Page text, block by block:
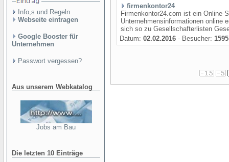
Info,s und Regeln
Webseite eintragen
Google Booster für
Unternehmen
Passwort vergessen?
Aus unserem Webkatalog
Jobs am Bau
Die letzten 10 Einträge
firmenkontor24
Firmenkontor24.com ist ein Online
Unternehmensinformationen online
sich so zu Gesellschafterlisten
Datum: 02.02.2016 - Besucher: 1595